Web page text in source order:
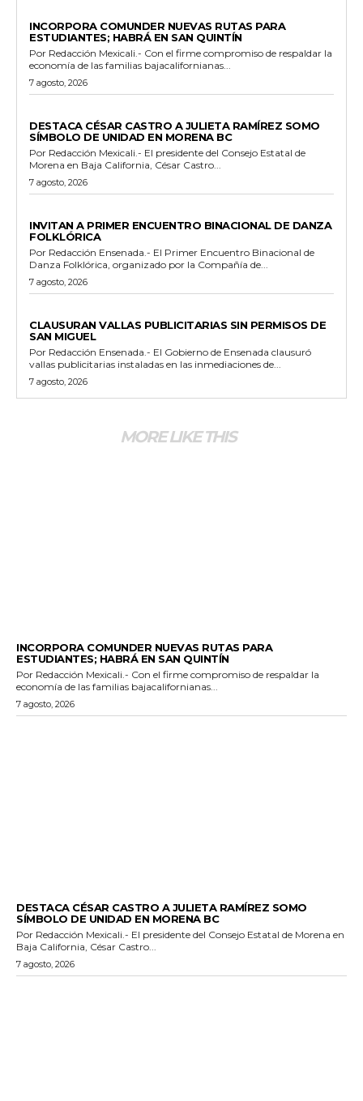
INCORPORA COMUNDER NUEVAS RUTAS PARA
ESTUDIANTES; HABRÁ EN SAN QUINTÍN
Por Redacción Mexicali.- Con el firme compromiso de respaldar la
economía de las familias bajacalifornianas...
7 agosto, 2026
DESTACA CÉSAR CASTRO A JULIETA RAMÍREZ SOMO
SÍMBOLO DE UNIDAD EN MORENA BC
Por Redacción Mexicali.- El presidente del Consejo Estatal de
Morena en Baja California, César Castro...
7 agosto, 2026
INVITAN A PRIMER ENCUENTRO BINACIONAL DE DANZA
FOLKLÓRICA
Por Redacción Ensenada.- El Primer Encuentro Binacional de
Danza Folklórica, organizado por la Compañía de...
7 agosto, 2026
CLAUSURAN VALLAS PUBLICITARIAS SIN PERMISOS DE
SAN MIGUEL
Por Redacción Ensenada.- El Gobierno de Ensenada clausuró
vallas publicitarias instaladas en las inmediaciones de...
7 agosto, 2026
MORE LIKE THIS
INCORPORA COMUNDER NUEVAS RUTAS PARA
ESTUDIANTES; HABRÁ EN SAN QUINTÍN
Por Redacción Mexicali.- Con el firme compromiso de respaldar la
economía de las familias bajacalifornianas...
7 agosto, 2026
DESTACA CÉSAR CASTRO A JULIETA RAMÍREZ SOMO
SÍMBOLO DE UNIDAD EN MORENA BC
Por Redacción Mexicali.- El presidente del Consejo Estatal de Morena en
Baja California, César Castro...
7 agosto, 2026